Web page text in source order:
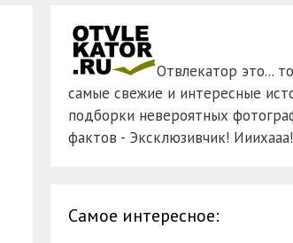
Отвлекатор это...
самые свежие и интересные
подборки невероятных
фактов - Эксклюзивчик! Ииихааа!
Самое интересное: